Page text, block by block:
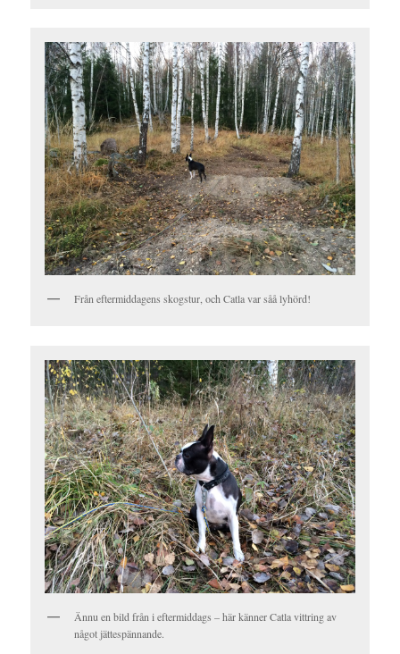
Från eftermiddagens skogstur, och Catla var såå lyhörd!
Ännu en bild från i eftermiddags – här känner Catla vittring av
något jättespännande.